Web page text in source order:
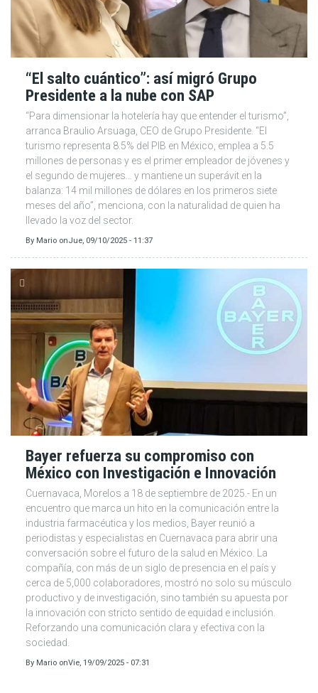
“El salto cuántico”: así migró Grupo
Presidente a la nube con SAP
“Para dimensionar la hotelería hay que entender el turismo”,
arranca Braulio Arsuaga, CEO de Grupo Presidente. “El
turismo representa 8.5% del PIB en México, emplea a 5.5
millones de personas y es el primer empleador de jóvenes y
el segundo de mujeres… y mantiene un superávit en la
balanza: 14 mil millones de dólares en los primeros siete
meses del año”, menciona, con la naturalidad de quien ha
llevado la voz del sector.
By Mario onJue, 09/10/2025 - 11:37
Bayer refuerza su compromiso con
México con Investigación e Innovación
Cuernavaca, Morelos a 18 de septiembre de 2025.- En un
encuentro que marca un hito en la comunicación entre la
industria farmacéutica y los medios, Bayer reunió a
periodistas y especialistas en Cuernavaca para abrir una
conversación sobre el futuro de la salud en México. La
compañía, con más de un siglo de presencia en el país y
cerca de 5,000 colaboradores, mostró no solo su músculo
productivo y de investigación, sino también su apuesta por
la innovación con stricto sentido de equidad e inclusión.
Reforzando una comunicación clara y efectiva con la
sociedad.
By Mario onVie, 19/09/2025 - 07:31